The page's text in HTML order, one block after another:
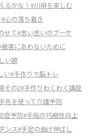
るかな！ #川柳を楽しむ
#心の落ち着き
せて#思い思いのブーケ
害にあわないために
い歌
い#手作りで脳トレ
その2#手作りわくわく講座
先を使って介護予防
症予防#手指の巧緻性向上
ンス#手足の曲げ伸ばし